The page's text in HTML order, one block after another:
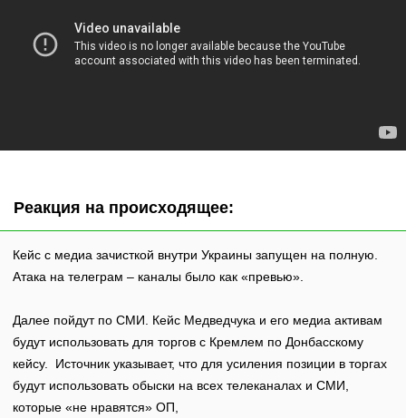
Реакция на происходящее:
Кейс с медиа зачисткой внутри Украины запущен на полную.
Атака на телеграм – каналы было как «превью».
Далее пойдут по СМИ. Кейс Медведчука и его медиа активам
будут использовать для торгов с Кремлем по Донбасскому
кейсу. Источник указывает, что для усиления позиции в торгах
будут использовать обыски на всех телеканалах и СМИ,
которые «не нравятся» ОП,